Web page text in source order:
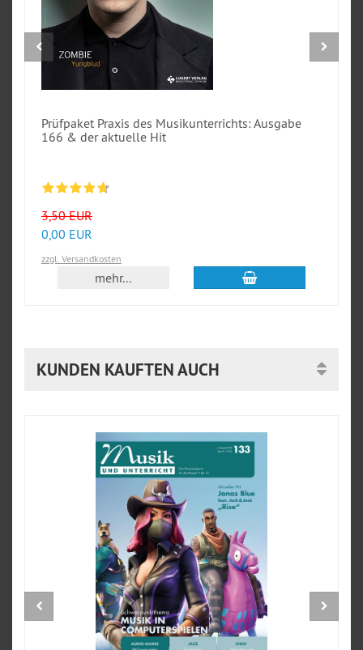
Prüfpaket Praxis des Musikunterrichts: Ausgabe
166 & der aktuelle Hit
3,50 EUR
0,00 EUR
zzgl. Versandkosten
mehr... In den Warenkorb
KUNDEN KAUFTEN AUCH